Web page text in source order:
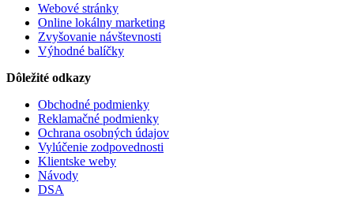
Webové stránky
Online lokálny marketing
Zvyšovanie návštevnosti
Výhodné balíčky
Dôležité odkazy
Obchodné podmienky
Reklamačné podmienky
Ochrana osobných údajov
Vylúčenie zodpovednosti
Klientske weby
Návody
DSA